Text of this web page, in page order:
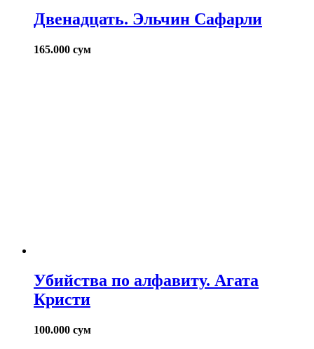
Двенадцать. Эльчин Сафарли
165.000 сум
Убийства по алфавиту. Агата
Кристи
100.000 сум